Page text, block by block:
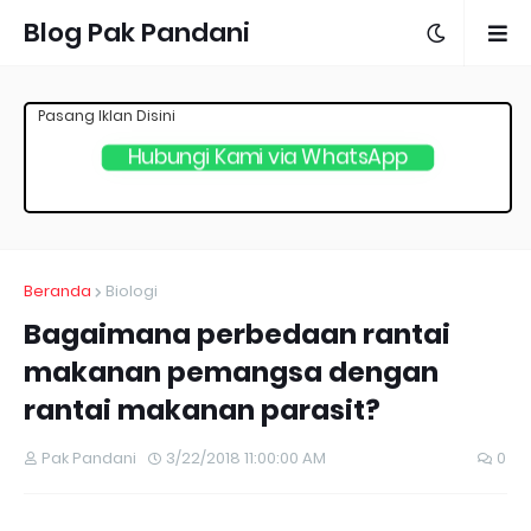
Blog Pak Pandani
Hubungi Kami via WhatsApp
Pasang Iklan Disini
Beranda Biologi
Bagaimana perbedaan rantai
makanan pemangsa dengan
rantai makanan parasit?
Pak Pandani 3/22/2018 11:00:00 AM 0